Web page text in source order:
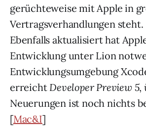
gerüchteweise mit Apple in
Vertragsverhandlungen steht.
Ebenfalls aktualisiert hat
Entwicklung unter Lion
Entwicklungsumgebung
erreichtDeveloper Preview 5,
Neuerungen ist noch nichts
[Mac&I]